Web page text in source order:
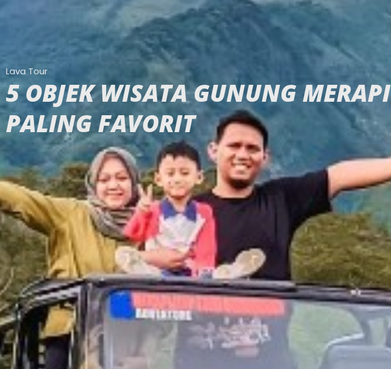
Lava Tour
5 OBJEK WISATA GUNUNG MERAPI
PALING FAVORIT